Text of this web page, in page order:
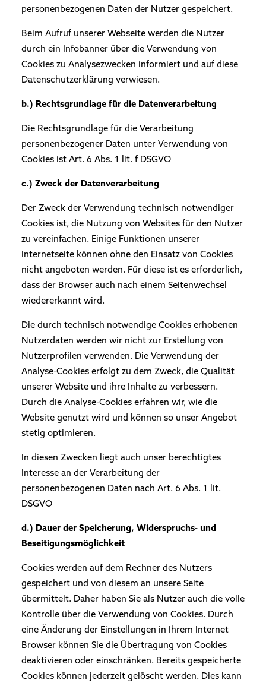
personenbezogenen Daten der Nutzer gespeichert.
Beim Aufruf unserer Webseite werden die Nutzer
durch ein Infobanner über die Verwendung von
Cookies zu Analysezwecken informiert und auf diese
Datenschutzerklärung verwiesen.
b.) Rechtsgrundlage für die Datenverarbeitung
Die Rechtsgrundlage für die Verarbeitung
personenbezogener Daten unter Verwendung von
Cookies ist Art. 6 Abs. 1 lit. f DSGVO
c.) Zweck der Datenverarbeitung
Der Zweck der Verwendung technisch notwendiger
Cookies ist, die Nutzung von Websites für den Nutzer
zu vereinfachen. Einige Funktionen unserer
Internetseite können ohne den Einsatz von Cookies
nicht angeboten werden. Für diese ist es erforderlich,
dass der Browser auch nach einem Seitenwechsel
wiedererkannt wird.
Die durch technisch notwendige Cookies erhobenen
Nutzerdaten werden wir nicht zur Erstellung von
Nutzerprofilen verwenden. Die Verwendung der
Analyse-Cookies erfolgt zu dem Zweck, die Qualität
unserer Website und ihre Inhalte zu verbessern.
Durch die Analyse-Cookies erfahren wir, wie die
Website genutzt wird und können so unser Angebot
stetig optimieren.
In diesen Zwecken liegt auch unser berechtigtes
Interesse an der Verarbeitung der
personenbezogenen Daten nach Art. 6 Abs. 1 lit.
DSGVO
d.) Dauer der Speicherung, Widerspruchs- und
Beseitigungsmöglichkeit
Cookies werden auf dem Rechner des Nutzers
gespeichert und von diesem an unsere Seite
übermittelt. Daher haben Sie als Nutzer auch die volle
Kontrolle über die Verwendung von Cookies. Durch
eine Änderung der Einstellungen in Ihrem Internet
Browser können Sie die Übertragung von Cookies
deaktivieren oder einschränken. Bereits gespeicherte
Cookies können jederzeit gelöscht werden. Dies kann